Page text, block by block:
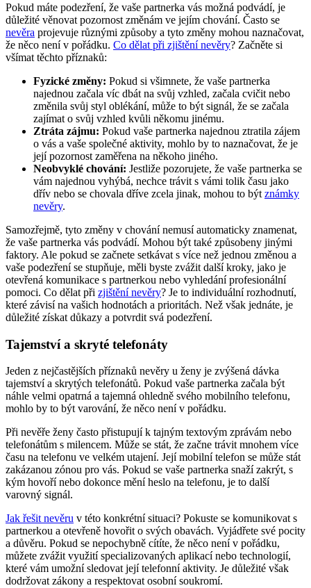
Pokud máte podezření, že vaše partnerka vás možná podvádí, je
důležité věnovat pozornost změnám ve jejím chování. Často se
nevěra projevuje různými způsoby a tyto změny mohou naznačovat,
že něco není v pořádku. Co dělat při zjištění nevěry? Začněte si
všímat těchto příznaků:
Fyzické změny: Pokud si všimnete, že vaše partnerka
najednou začala víc dbát na svůj vzhled, začala cvičit nebo
změnila svůj styl oblékání, může to být signál, že se začala
zajímat o svůj vzhled kvůli někomu jinému.
Ztráta zájmu: Pokud vaše partnerka najednou ztratila zájem
o vás a vaše společné aktivity, mohlo by to naznačovat, že je
její pozornost zaměřena na někoho jiného.
Neobvyklé chování: Jestliže pozorujete, že vaše partnerka se
vám najednou vyhýbá, nechce trávit s vámi tolik času jako
dřív nebo se chovala dříve zcela jinak, mohou to být známky
nevěry.
Samozřejmě, tyto změny v chování nemusí automaticky znamenat,
že vaše partnerka vás podvádí. Mohou být také způsobeny jinými
faktory. Ale pokud se začnete setkávat s více než jednou změnou a
vaše podezření se stupňuje, měli byste zvážit další kroky, jako je
otevřená komunikace s partnerkou nebo vyhledání profesionální
pomoci. Co dělat při zjištění nevěry? Je to individuální rozhodnutí,
které závisí na vašich hodnotách a prioritách. Než však jednáte, je
důležité získat důkazy a potvrdit svá podezření.
Tajemství a skryté telefonáty
Jeden z nejčastějších příznaků nevěry u ženy je zvýšená dávka
tajemství a skrytých telefonátů. Pokud vaše partnerka začala být
náhle velmi opatrná a tajemná ohledně svého mobilního telefonu,
mohlo by to být varování, že něco není v pořádku.
Při nevěře ženy často přistupují k tajným textovým zprávám nebo
telefonátům s milencem. Může se stát, že začne trávit mnohem více
času na telefonu ve velkém utajení. Její mobilní telefon se může stát
zakázanou zónou pro vás. Pokud se vaše partnerka snaží zakrýt, s
kým hovoří nebo dokonce mění heslo na telefonu, je to další
varovný signál.
Jak řešit nevěru v této konkrétní situaci? Pokuste se komunikovat s
partnerkou a otevřeně hovořit o svých obavách. Vyjádřete své pocity
a důvěru. Pokud se nepochybně cítíte, že něco není v pořádku,
můžete zvážit využití specializovaných aplikací nebo technologií,
které vám umožní sledovat její telefonní aktivity. Je důležité však
dodržovat zákony a respektovat osobní soukromí.